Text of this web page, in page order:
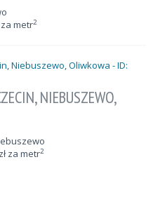
za metr2
NIEBUSZEWO,
zł za metr2